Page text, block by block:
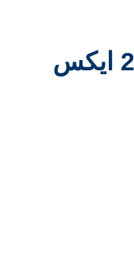
شورت پت سایز 2 ایکس